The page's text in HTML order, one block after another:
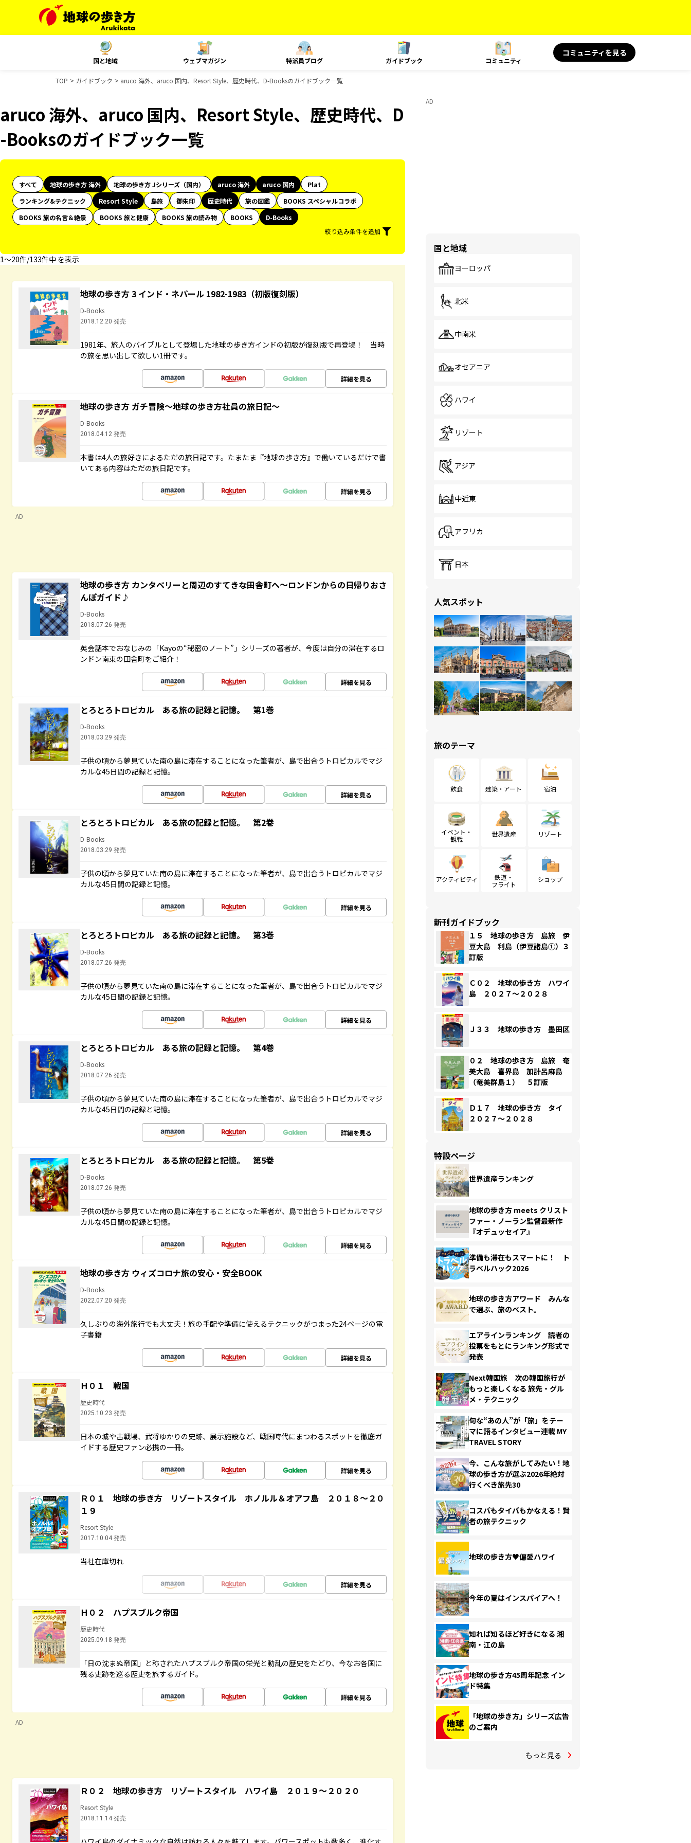
国と地域 ウェブマガジン 特派員ブログ ガイドブック コミュニティ
コミュニティを見る
TOP ガイドブック aruco 海外、aruco 国内、Resort Style、歴史時代、D-Booksのガイドブック一覧
aruco 海外、aruco 国内、Resort Style、歴史時代、D
-Booksのガイドブック一覧
すべて 地球の歩き方 海外 地球の歩き方 Jシリーズ（国内） aruco 海外 aruco 国内
Plat
ランキング&テクニック
Resort Style 島旅 御朱印 歴史時代 旅の図鑑
BOOKS スペシャルコラボ
BOOKS 旅の名言＆絶景
BOOKS 旅と健康 BOOKS 旅の読み物 BOOKS
D-Books
絞り込み条件を追加
1〜20件/133件中 を表示
地球の歩き方 3 インド・ネパール 1982-1983（初版復刻版）
D-Books
2018.12.20 発売
1981年、旅人のバイブルとして登場した地球の歩き方インドの初版が復刻版で再登場！ 当時
の旅を思い出して欲しい1冊です。
詳細を見る
地球の歩き方 ガチ冒険～地球の歩き方社員の旅日記～
D-Books
2018.04.12 発売
本書は4人の旅好きによるただの旅日記です。たまたま『地球の歩き方』で働いているだけで書
いてある内容はただの旅日記です。
詳細を見る
AD
地球の歩き方 カンタベリーと周辺のすてきな田舎町へ～ロンドンからの日帰りおさ
んぽガイド♪
D-Books
2018.07.26 発売
英会話本でおなじみの「Kayoの“秘密のノート”」シリーズの著者が、今度は自分の滞在するロ
ンドン南東の田舎町をご紹介！
詳細を見る
とろとろトロピカル ある旅の記録と記憶。 第1巻
D-Books
2018.03.29 発売
子供の頃から夢見ていた南の島に滞在することになった筆者が、島で出合うトロピカルでマジ
カルな45日間の記録と記憶。
詳細を見る
とろとろトロピカル ある旅の記録と記憶。 第2巻
D-Books
2018.03.29 発売
子供の頃から夢見ていた南の島に滞在することになった筆者が、島で出合うトロピカルでマジ
カルな45日間の記録と記憶。
詳細を見る
とろとろトロピカル ある旅の記録と記憶。 第3巻
D-Books
2018.07.26 発売
子供の頃から夢見ていた南の島に滞在することになった筆者が、島で出合うトロピカルでマジ
カルな45日間の記録と記憶。
詳細を見る
とろとろトロピカル ある旅の記録と記憶。 第4巻
D-Books
2018.07.26 発売
子供の頃から夢見ていた南の島に滞在することになった筆者が、島で出合うトロピカルでマジ
カルな45日間の記録と記憶。
詳細を見る
とろとろトロピカル ある旅の記録と記憶。 第5巻
D-Books
2018.07.26 発売
子供の頃から夢見ていた南の島に滞在することになった筆者が、島で出合うトロピカルでマジ
カルな45日間の記録と記憶。
詳細を見る
地球の歩き方 ウィズコロナ旅の安心・安全BOOK
D-Books
2022.07.20 発売
久しぶりの海外旅行でも大丈夫！旅の手配や準備に使えるテクニックがつまった24ページの電
子書籍
詳細を見る
Ｈ０１ 戦国
歴史時代
2025.10.23 発売
日本の城や古戦場、武将ゆかりの史跡、展示施設など、戦国時代にまつわるスポットを徹底ガ
イドする歴史ファン必携の一冊。
詳細を見る
Ｒ０１ 地球の歩き方 リゾートスタイル ホノルル＆オアフ島 ２０１８～２０
１９
Resort Style
2017.10.04 発売
当社在庫切れ
詳細を見る
Ｈ０２ ハプスブルク帝国
歴史時代
2025.09.18 発売
「日の沈まぬ帝国」と称されたハプスブルク帝国の栄光と動乱の歴史をたどり、今なお各国に
残る史跡を巡る歴史を旅するガイド。
詳細を見る
AD
Ｒ０２ 地球の歩き方 リゾートスタイル ハワイ島 ２０１９～２０２０
Resort Style
2018.11.14 発売
AD
国と地域
ヨーロッパ
北米
中南米
オセアニア
ハワイ
リゾート
アジア
中近東
アフリカ
日本
人気スポット
旅のテーマ
飲食 建築・アート 宿泊
イベント・
観戦
世界遺産 リゾート
アクティビティ
鉄道・
フライト
ショップ
新刊ガイドブック
１５ 地球の歩き方 島旅 伊
豆大島 利島（伊豆諸島①）３
訂版
Ｃ０２ 地球の歩き方 ハワイ
島 ２０２７～２０２８
Ｊ３３ 地球の歩き方 墨田区
０２ 地球の歩き方 島旅 奄
美大島 喜界島 加計呂麻島
（奄美群島１） ５訂版
Ｄ１７ 地球の歩き方 タイ
２０２７～２０２８
特設ページ
世界遺産ランキング
地球の歩き方 meets クリスト
ファー・ノーラン監督最新作
『オデュッセイア』
準備も滞在もスマートに！ ト
ラベルハック2026
地球の歩き方アワード みんな
で選ぶ、旅のベスト。
エアラインランキング 読者の
投票をもとにランキング形式で
発表
Next韓国旅 次の韓国旅行が
もっと楽しくなる 旅先・グル
メ・テクニック
旬な“あの人”が「旅」をテー
マに語るインタビュー連載 MY
TRAVEL STORY
今、こんな旅がしてみたい！地
球の歩き方が選ぶ2026年絶対
行くべき旅先30
コスパもタイパもかなえる！賢
者の旅テクニック
地球の歩き方♥偏愛ハワイ
今年の夏はインスパイアへ！
知れば知るほど好きになる 湘
南・江の島
地球の歩き方45周年記念 イン
ド特集
「地球の歩き方」シリーズ広告
のご案内
もっと見る